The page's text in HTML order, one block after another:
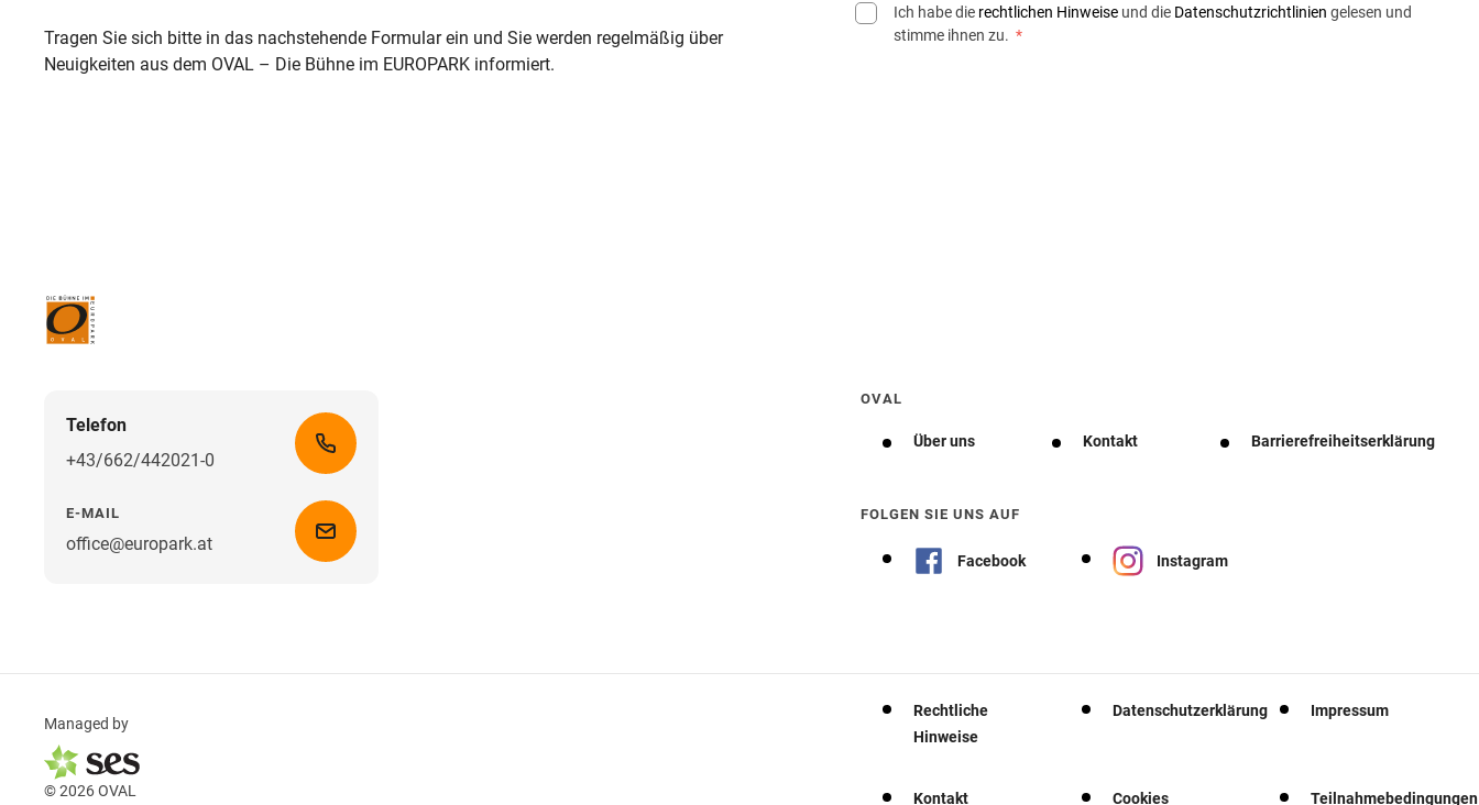
Tragen Sie sich bitte in das nachstehende Formular ein und Sie werden regelmäßig über
Neuigkeiten aus dem OVAL – Die Bühne im EUROPARK informiert.
Ich habe die rechtlichen Hinweise und die Datenschutzrichtlinien gelesen und
stimme ihnen zu. *
Telefon
+43/662/442021-0
E-MAIL
office@europark.at
OVAL
Über uns Kontakt Barrierefreiheitserklärung
FOLGEN SIE UNS AUF
Facebook Instagram
Managed by
© 2026 OVAL
Rechtliche
Hinweise
Datenschutzerklärung Impressum
Kontakt Cookies Teilnahmebedingungen